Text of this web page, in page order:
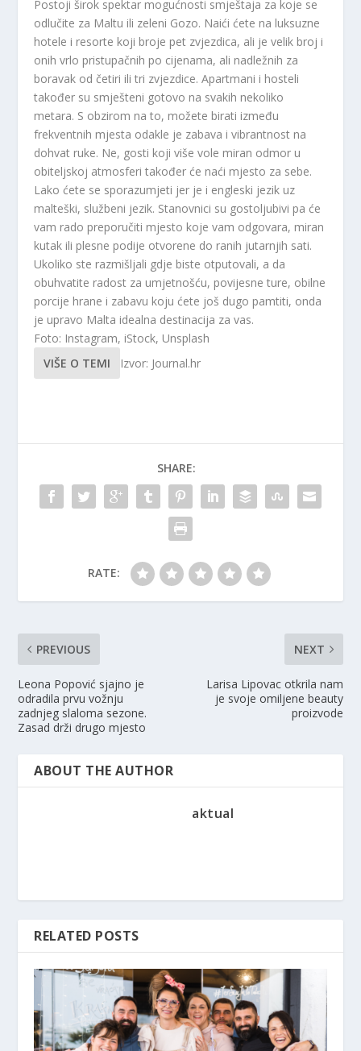
Postoji širok spektar mogućnosti smještaja za koje se
odlučite za Maltu ili zeleni Gozo. Naići ćete na luksuzne
hotele i resorte koji broje pet zvjezdica, ali je velik broj i
onih vrlo pristupačnih po cijenama, ali nadležnih za
boravak od četiri ili tri zvjezdice. Apartmani i hosteli
također su smješteni gotovo na svakih nekoliko
metara. S obzirom na to, možete birati između
frekventnih mjesta odakle je zabava i vibrantnost na
dohvat ruke. Ne, gosti koji više vole miran odmor u
obiteljskoj atmosferi također će naći mjesto za sebe.
Lako ćete se sporazumjeti jer je i engleski jezik uz
malteški, službeni jezik. Stanovnici su gostoljubivi pa će
vam rado preporučiti mjesto koje vam odgovara, miran
kutak ili plesne podije otvorene do ranih jutarnjih sati.
Ukoliko ste razmišljali gdje biste otputovali, a da
obuhvatite radost za umjetnošću, povijesne ture, obilne
porcije hrane i zabavu koju ćete još dugo pamtiti, onda
je upravo Malta idealna destinacija za vas.
Foto: Instagram, iStock, Unsplash
VIŠE O TEMI
Izvor: Journal.hr
SHARE:
RATE:
PREVIOUS
Leona Popović sjajno je
odradila prvu vožnju
zadnjeg slaloma sezone.
Zasad drži drugo mjesto
NEXT
Larisa Lipovac otkrila nam
je svoje omiljene beauty
proizvode
ABOUT THE AUTHOR
aktual
RELATED POSTS